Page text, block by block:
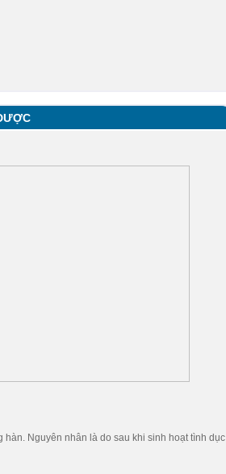
Nguyên nhân là do sau khi sinh hoạt tình dục